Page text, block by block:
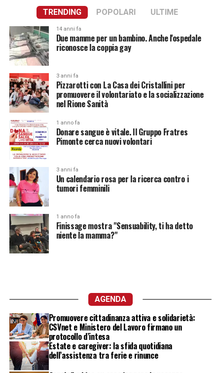
TRENDING POPOLARI ULTIME
14 anni fa
Due mamme per un bambino. Anche l'ospedale
riconosce la coppia gay
3 anni fa
Pizzarotti con La Casa dei Cristallini per
promuovere il volontariato e la socializzazione
nel Rione Sanità
1 anno fa
Donare sangue è vitale. Il Gruppo Fratres
Pimonte cerca nuovi volontari
3 anni fa
Un calendario rosa per la ricerca contro i
tumori femminili
1 anno fa
Finissage mostra "Sensuability, ti ha detto
niente la mamma?"
AGENDA
Promuovere cittadinanza attiva e solidarietà:
CSVnet e Ministero del Lavoro firmano un
protocollo d’intesa
Estate e caregiver: la sfida quotidiana
dell’assistenza tra ferie e rinunce